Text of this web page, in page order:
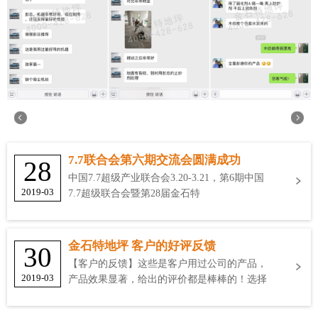
28
2019-03
7.7联合会第六期交流会圆满成功
中国7.7超级产业联合会3.20-3.21，第6期中国
7.7超级联合会暨第28届金石特
30
2019-03
金石特地坪 客户的好评反馈
【客户的反馈】这些是客户用过公司的产品，
产品效果显著，给出的评价都是棒棒的！选择